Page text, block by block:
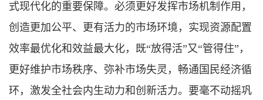
式现代化的重要保障。必须更好发挥市场机制作用，
创造更加公平、更有活力的市场环境，实现资源配置
效率最优化和效益最大化，既“放得活”又“管得住”，
更好维护市场秩序、弥补市场失灵，畅通国民经济循
环，激发全社会内生动力和创新活力。要毫不动摇巩